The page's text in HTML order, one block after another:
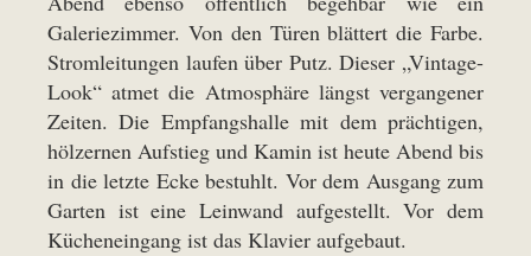
Galeriezimmer. Von den Türen blättert die Farbe.
Stromleitungen laufen über Putz. Dieser „Vintage-
Look“ atmet die Atmosphäre längst vergangener
Zeiten. Die Empfangshalle mit dem prächtigen,
hölzernen Aufstieg und Kamin ist heute Abend bis
in die letzte Ecke bestuhlt. Vor dem Ausgang zum
Garten ist eine Leinwand aufgestellt. Vor dem
Kücheneingang ist das Klavier aufgebaut.